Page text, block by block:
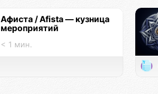
Афиста / Afista — кузница
мероприятий
< 1 мин.